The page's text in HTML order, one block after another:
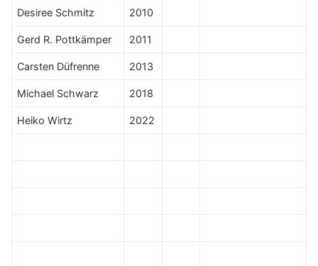
Desiree Schmitz 2010
Gerd R. Pottkämper 2011
Carsten Düfrenne 2013
Michael Schwarz 2018
Heiko Wirtz 2022